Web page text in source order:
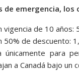
de emergencia,
de 10 años:
50% de descuento:
únicamente para
a Canadá bajo un